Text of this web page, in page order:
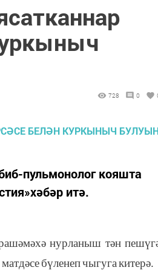
728 0
пульмонолог кояшта
итә.
нурланыш тән
матдәсебүленепчыгугакитерә.